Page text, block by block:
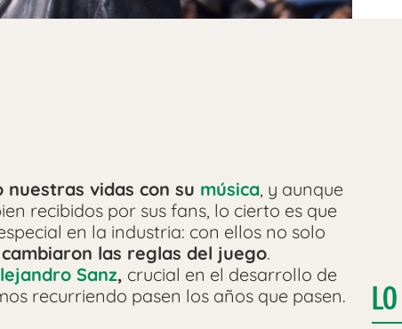
nuestras vidas con su música, y aunque
recibidos por sus fans, lo cierto es que
en la industria: con ellos no solo
cambiaron las reglas del juego.
Sanz, crucial en el desarrollo de
recurriendo pasen los años que pasen.